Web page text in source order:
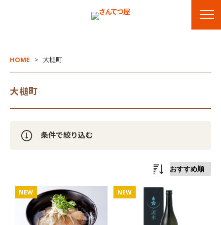
HOME 大槌町
大槌町
条件で絞り込む